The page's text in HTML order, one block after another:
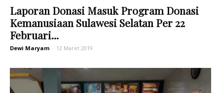
Laporan Donasi Masuk Program Donasi
Kemanusiaan Sulawesi Selatan Per 22
Februari...
Dewi Maryam - 12 Maret 2019